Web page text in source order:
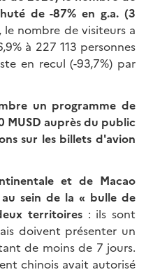
de -87% en g.a. (3
le nombre de visiteurs a
à 227 113 personnes
en recul (-93,7%) par
un programme de
auprès du public
sur les billets d'avion
et de Macao
sein de la « bulle de
territoires : ils sont
doivent présenter un
de moins de 7 jours.
chinois avait autorisé